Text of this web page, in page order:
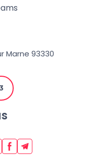
Marne 93330